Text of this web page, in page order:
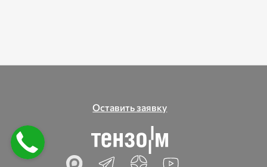
Оставить заявку